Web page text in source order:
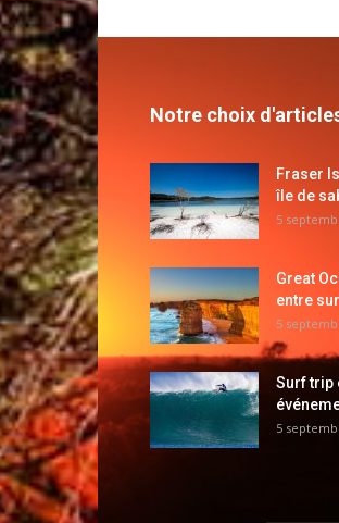
Notre choix
Fraser
île de
5
Great
entre
5
Surf trip
5